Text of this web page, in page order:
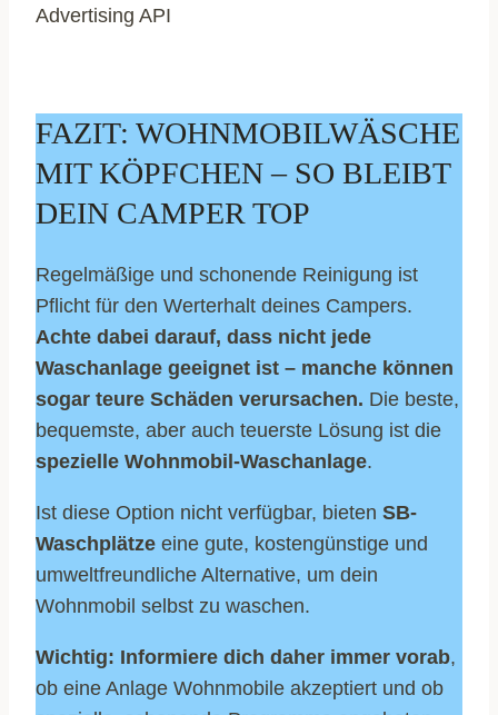
Advertising API
FAZIT: WOHNMOBILWÄSCHE
MIT KÖPFCHEN – SO BLEIBT
DEIN CAMPER TOP
Regelmäßige und schonende Reinigung ist
Pflicht für den Werterhalt deines Campers.
Achte dabei darauf, dass nicht jede
Waschanlage geeignet ist – manche können
sogar teure Schäden verursachen. Die beste,
bequemste, aber auch teuerste Lösung ist die
spezielle Wohnmobil-Waschanlage.
Ist diese Option nicht verfügbar, bieten SB-
Waschplätze eine gute, kostengünstige und
umweltfreundliche Alternative, um dein
Wohnmobil selbst zu waschen.
Wichtig: Informiere dich daher immer vorab,
ob eine Anlage Wohnmobile akzeptiert und ob